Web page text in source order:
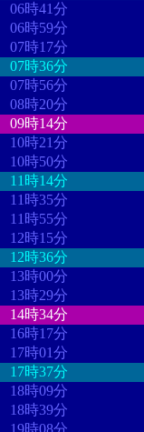
06時41分
06時59分
07時17分
07時36分
07時56分
08時20分
09時14分
10時21分
10時50分
11時14分
11時35分
11時55分
12時15分
12時36分
13時00分
13時29分
14時34分
16時17分
17時01分
17時37分
18時09分
18時39分
19時08分